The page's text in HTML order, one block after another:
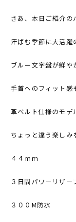
さあ、本日ご紹介の
汗ばむ季節に大活躍
ブルー文字盤が鮮や
手首へのフィット感
革ベルト仕様のモデ
ちょっと違う楽しみ
４４ｍｍ
３日間パワーリザー
３００M防水